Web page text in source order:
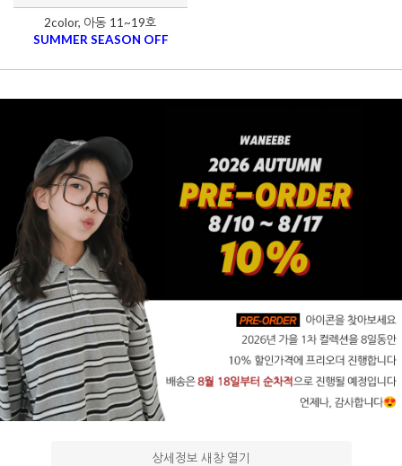
2color, 아동 11~19호
SUMMER SEASON OFF
상세정보 새창 열기